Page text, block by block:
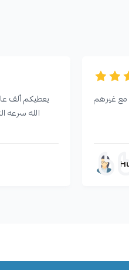
يعطيكم ألف
الله سرعه